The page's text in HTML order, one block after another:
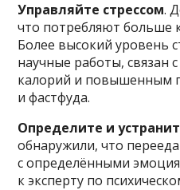
Управляйте стрессом.
что потребляют больше
Более высокий уровень
научные работы, связан
калорий и повышенным
и фастфуда.
Определите и
обнаружили, что
с определёнными
к эксперту по